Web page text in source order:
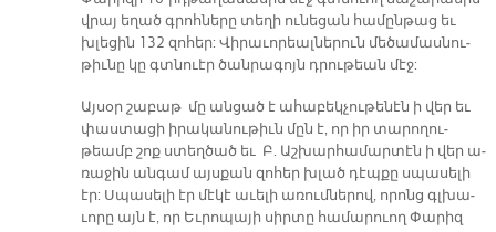
վրայ ե­ղած գրոհ­նե­րը տե­ղի ու­նե­ցան հա­մըն­թաց եւ
խլե­ցին 132 զո­հեր: Վի­րա­ւո­րեալ­նե­րուն մե­ծա­մաս­նու­
թիւ­նը կը գտնուէր ծան­րա­գոյն դրու­թեան մէջ:
Այ­սօր շա­բաթ մը ան­ցած է ա­հա­բեկ­չու­թե­նէն ի վեր եւ
փաս­տա­ցի ի­րա­կա­նու­թիւն մըն է, որ իր տա­րո­ղու­
թեամբ շո­ք ս­տեղ­ծած եւ Բ. Աշ­խար­հա­մար­տէն ի վեր ա­
ռա­ջին ան­գամ այս­քան զո­հեր խլած դէպ­քը սպա­սե­լի
էր: Սպա­սե­լի էր մէ­կէ ա­ւե­լի ա­ռում­նե­րով, ո­րոնց գլխա­
ւո­րը այն է, որ Եւ­րո­պա­յի սիր­տը հա­մա­րուող Փա­րիզ